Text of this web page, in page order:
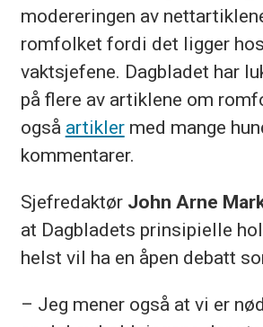
modereringen av
romfolket fordi det ligger hos
vaktsjefene. Dagbladet har
på flere av artiklene om
også artiklermed mange
kommentarer.
Sjefredaktør John Arne
at Dagbladets prinsipielle
helst vil ha en åpen debatt
– Jeg mener også at vi er